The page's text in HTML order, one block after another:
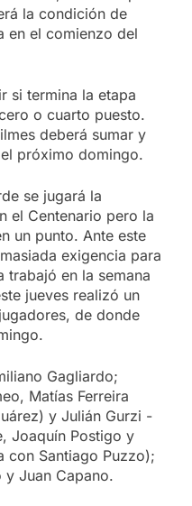
la condición de
en el comienzo del
si termina la etapa
o cuarto puesto.
deberá sumar y
próximo domingo.
se jugará la
el Centenario pero la
un punto. Ante este
exigencia para
trabajó en la semana
jueves realizó un
de donde
Gagliardo;
Matías Ferreira
y Julián Gurzi -
Joaquín Postigo y
con Santiago Puzzo);
y Juan Capano.